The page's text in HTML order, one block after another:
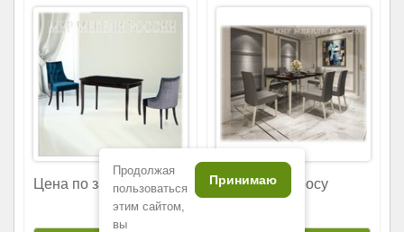
Цена по запросу Цена по запросу
Продолжая
пользоваться
этим сайтом,
вы
Принимаю